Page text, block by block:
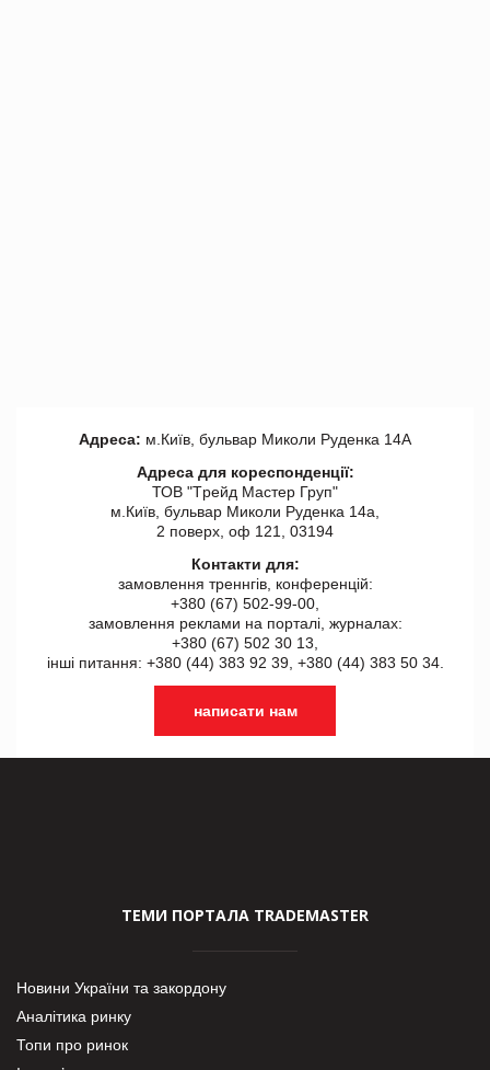
Адреса: м.Київ, бульвар Миколи Руденка 14А
Адреса для кореспонденції:
ТОВ "Tрейд Мастер Груп"
м.Київ, бульвар Миколи Руденка 14а,
2 поверх, оф 121, 03194
Контакти для:
замовлення треннгів, конференцій:
+380 (67) 502-99-00,
замовлення реклами на порталі, журналах:
+380 (67) 502 30 13,
інші питання: +380 (44) 383 92 39, +380 (44) 383 50 34.
написати нам
ТЕМИ ПОРТАЛА TRADEMASTER
Новини України та закордону
Аналітика ринку
Топи про ринок